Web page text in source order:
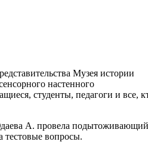
Музея истории
настенного
студенты, педагоги и все,
А. провела подытоживающий
тестовые вопросы.